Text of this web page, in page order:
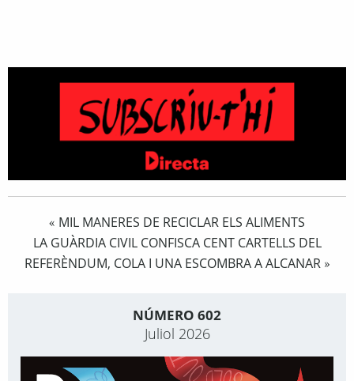
« MIL MANERES DE RECICLAR ELS ALIMENTS
LA GUÀRDIA CIVIL CONFISCA CENT CARTELLS DEL
REFERÈNDUM, COLA I UNA ESCOMBRA A ALCANAR»
NÚMERO 602
Juliol 2026